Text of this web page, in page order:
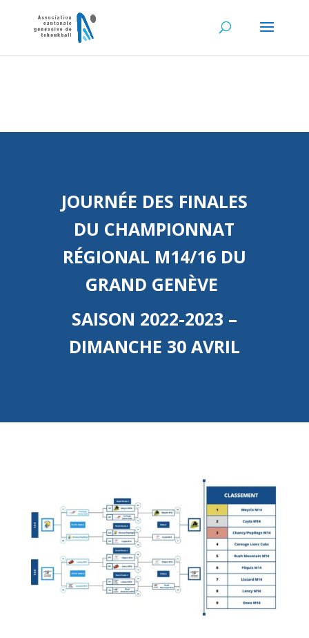
JOURNÉE DES FINALES
DU CHAMPIONNAT
RÉGIONAL M14/16 DU
GRAND GENÈVE
SAISON 2022-2023 –
DIMANCHE 30 AVRIL